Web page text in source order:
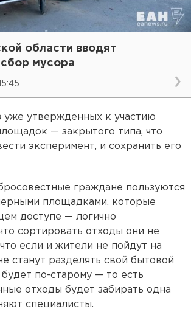
области вводят
мусора
уже утвержденных к участию
— закрытого типа, что
эксперимент, и сохранить его
граждане пользуются
площадками, которые
доступе — логично
сортировать отходы они не
если и жители не пойдут на
станут разделять свой бытовой
по-старому — то есть
отходы будет забирать одна
специалисты.